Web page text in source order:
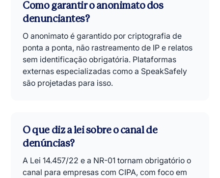
Como garantir o anonimato dos
denunciantes?
O anonimato é garantido por criptografia de
ponta a ponta, não rastreamento de IP e relatos
sem identificação obrigatória. Plataformas
externas especializadas como a SpeakSafely
são projetadas para isso.
O que diz a lei sobre o canal de
denúncias?
A Lei 14.457/22 e a NR-01 tornam obrigatório o
canal para empresas com CIPA, com foco em